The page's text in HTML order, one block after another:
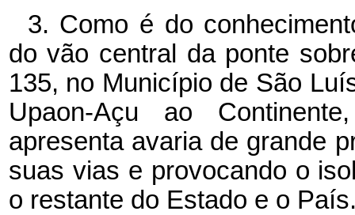
3. Como é do
do vão central da ponte
135, no Município de São
Upaon-Açu ao
apresenta avaria de grande
suas vias e provocando o
o restante do Estado e o